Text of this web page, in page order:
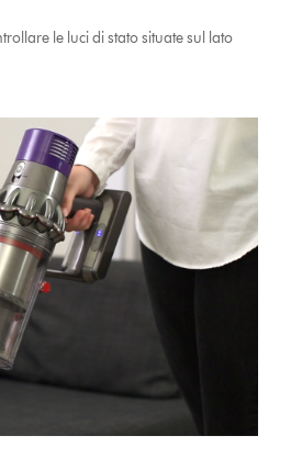
le luci di stato situate sul lato